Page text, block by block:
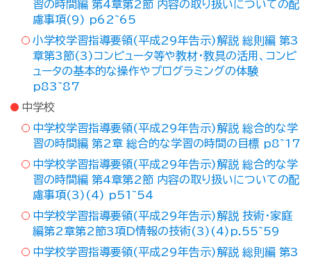
習の時間編 第4章第2節 内容の取り扱いについての配
慮事項(9) p62~65
小学校学習指導要領(平成29年告示)解説 総則編 第3
章第3節(3)コンピュータ等や教材・教具の活用、コンピ
ュータの基本的な操作やプログラミングの体験
p83~87
中学校
中学校学習指導要領(平成29年告示)解説 総合的な学
習の時間編 第2章 総合的な学習の時間の目標 p8~17
中学校学習指導要領(平成29年告示)解説 総合的な学
習の時間編 第4章第2節 内容の取り扱いについての配
慮事項(3)(4) p51~54
中学校学習指導要領(平成29年告示)解説 技術・家庭
編第2章第2節3項D情報の技術(3)(4)p.55~59
中学校学習指導要領(平成29年告示)解説 総則編 第3